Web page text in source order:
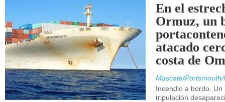
En el
Ormuz, un
atacado
costa de
Mascate/
Incendio a bordo.
tripulación